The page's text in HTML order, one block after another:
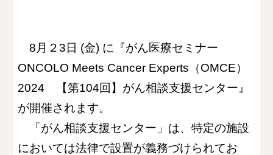
8月２3日 (金) に『がん医療セミナー
ONCOLO Meets Cancer Experts（OMCE）
2024 【第104回】がん相談支援センター 』
が開催されます。
「がん相談支援センター」は、特定の施設
においては法律で設置が義務づけられてお